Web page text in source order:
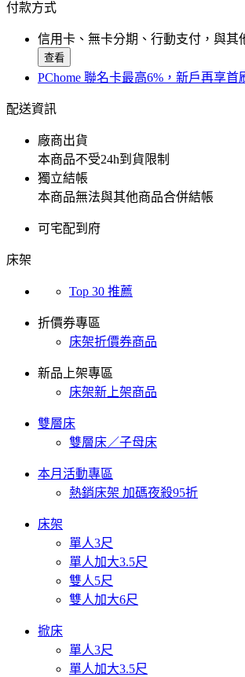
付款方式
信用卡、無卡分期、行動支付，與其
查看
PChome 聯名卡最高6%，新戶再享首
配送資訊
廠商出貨
本商品不受24h到貨限制
獨立結帳
本商品無法與其他商品合併結帳
可宅配到府
床架
Top 30 推薦
折價券專區
床架折價券商品
新品上架專區
床架新上架商品
雙層床
雙層床／子母床
本月活動專區
熱銷床架 加碼夜殺95折
床架
單人3尺
單人加大3.5尺
雙人5尺
雙人加大6尺
掀床
單人3尺
單人加大3.5尺